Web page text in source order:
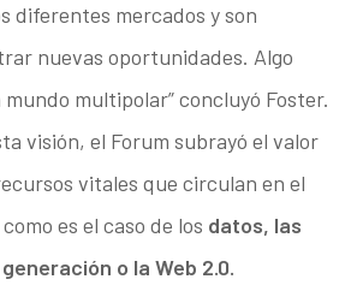
diferentes mercados y son
nuevas oportunidades. Algo
multipolar” concluyó Foster.
visión, el Forum subrayó el valor
vitales que circulan en el
es el caso de los datos, las
o la Web 2.0.